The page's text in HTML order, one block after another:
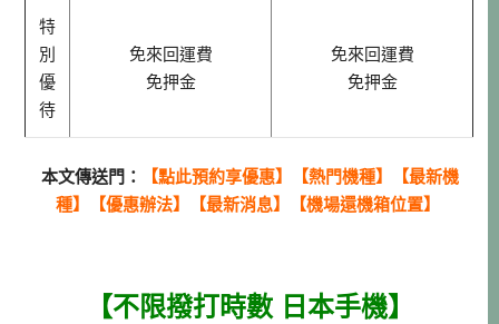
特
別
優
待
免來回運費
免押金
免來回運費
免押金
本文傳送門： 【點此預約享優惠】【熱門機種】【最新機
種】【優惠辦法】【最新消息】【機場還機箱位置】
【不限撥打時數 日本手機】